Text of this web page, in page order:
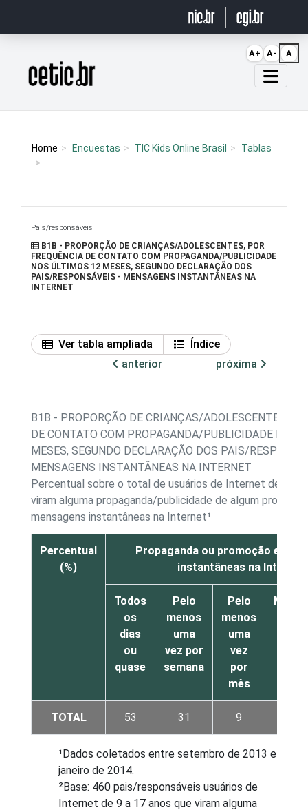
Página inicial
Home Encuestas TIC Kids Online Brasil Tablas
Pais/responsáveis
B1B - PROPORÇÃO DE CRIANÇAS/ADOLESCENTES, POR
FREQUÊNCIA DE CONTATO COM PROPAGANDA/PUBLICIDADE
NOS ÚLTIMOS 12 MESES, SEGUNDO DECLARAÇÃO DOS
PAIS/RESPONSÁVEIS - MENSAGENS INSTANTÂNEAS NA
INTERNET
Ver tabla ampliada
Índice
anterior
próxima
B1B - PROPORÇÃO DE CRIANÇAS/ADOLESCENTES,
DE CONTATO COM PROPAGANDA/PUBLICIDADE NOS
MESES, SEGUNDO DECLARAÇÃO DOS PAIS/
MENSAGENS INSTANTÂNEAS NA INTERNET
Percentual sobre o total de usuários de Internet de 9 a
viram alguma propaganda/publicidade de algum produto
mensagens instantâneas na Internet¹
Percentual
(%)
Propaganda ou promoção em
instantâneas na
Todos
os
dias
ou
quase
Pelo
menos
uma
vez por
semana
Pelo
menos
uma
vez
por
mês
Menos
TOTAL 53 31 9
¹Dados coletados entre setembro de 2013 e
janeiro de 2014.
²Base: 460 pais/responsáveis usuários de
Internet de 9 a 17 anos que viram alguma
A+ A- A